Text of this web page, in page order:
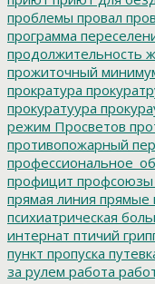
проблемы провал
программа
продолжительность
прожиточный
прократура
прокуратуура
режим Просветов
противопожарный
профицит профсоюзы
прямая линия прямые
психиатрическая
интернат птичий
пункт пропуска
за рулем работа